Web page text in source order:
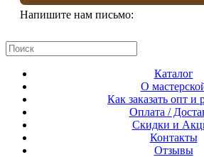
Напишите нам письмо:
Каталог
О
Как заказать опт и
Оплата /
Скидки и
Контакты
Отзывы